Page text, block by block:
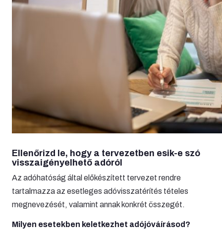
Ellenőrizd le, hogy a tervezetben esik-e szó
visszaigényelhető adóról
Az adóhatóság által előkészített tervezet rendre
tartalmazza az esetleges adóvisszatérítés tételes
megnevezését, valamint annak konkrét összegét.
Milyen esetekben keletkezhet adójóváírásod?